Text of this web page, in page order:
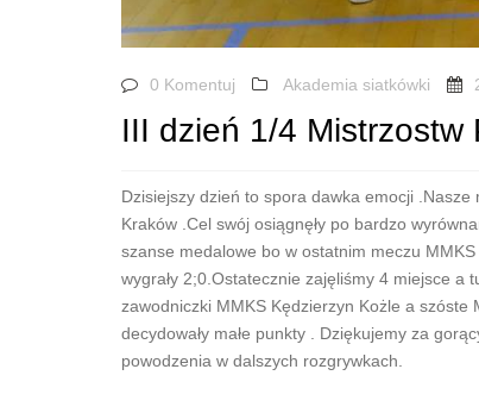
0 Komentuj Akademia siatkówki
III dzień 1/4 Mistrzostw
Dzisiejszy dzień to spora dawka emocji .Nasze
Kraków .Cel swój osiągnęły po bardzo
szanse medalowe bo w ostatnim meczu MMKS
wygrały 2;0.Ostatecznie zajęliśmy 4 miejsce a
zawodniczki MMKS Kędzierzyn Kożle a szóste
decydowały małe punkty . Dziękujemy za
powodzenia w dalszych rozgrywkach.